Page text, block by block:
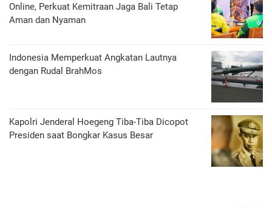
Online, Perkuat Kemitraan Jaga Bali Tetap
Aman dan Nyaman
Indonesia Memperkuat Angkatan Lautnya
dengan Rudal BrahMos
Kapolri Jenderal Hoegeng Tiba-Tiba Dicopot
Presiden saat Bongkar Kasus Besar